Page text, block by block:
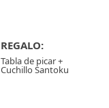
REGALO:
Tabla de picar +
Cuchillo Santoku